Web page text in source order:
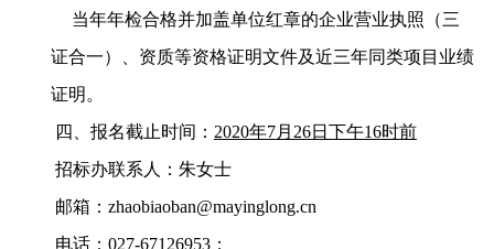
当年年检合格并加盖单位红章的企业营业执照（三
证合一）、 资质等资格证明文件及近三年同类项目业绩
证明。
四、报名截止时间： 2020年7月 26日下午16时前
招标办联系人：朱女士
邮箱： zhaobiaoban@mayinglong.cn
电话： 027-67126953；